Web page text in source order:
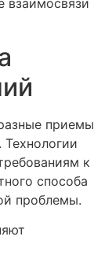
приемы
Технологии
к
способа
проблемы.